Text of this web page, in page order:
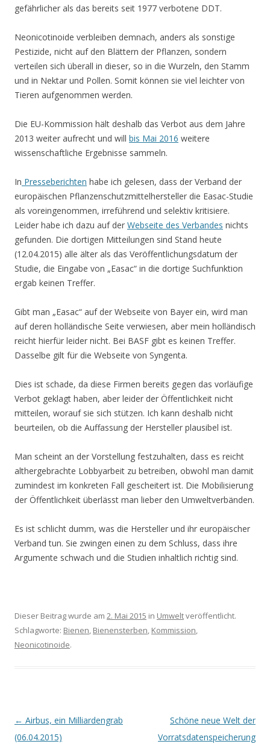
gefährlicher als das bereits seit 1977 verbotene DDT.
Neonicotinoide verbleiben demnach, anders als sonstige
Pestizide, nicht auf den Blättern der Pflanzen, sondern
verteilen sich überall in dieser, so in die Wurzeln, den Stamm
und in Nektar und Pollen. Somit können sie viel leichter von
Tieren aufgenommen werden.
Die EU-Kommission hält deshalb das Verbot aus dem Jahre
2013 weiter aufrecht und will bis Mai 2016 weitere
wissenschaftliche Ergebnisse sammeln.
In Presseberichten habe ich gelesen, dass der Verband der
europäischen Pflanzenschutzmittelhersteller die Easac-Studie
als voreingenommen, irreführend und selektiv kritisiere.
Leider habe ich dazu auf der Webseite des Verbandes nichts
gefunden. Die dortigen Mitteilungen sind Stand heute
(12.04.2015) alle älter als das Veröffentlichungsdatum der
Studie, die Eingabe von „Easac“ in die dortige Suchfunktion
ergab keinen Treffer.
Gibt man „Easac“ auf der Webseite von Bayer ein, wird man
auf deren holländische Seite verwiesen, aber mein holländisch
reicht hierfür leider nicht. Bei BASF gibt es keinen Treffer.
Dasselbe gilt für die Webseite von Syngenta.
Dies ist schade, da diese Firmen bereits gegen das vorläufige
Verbot geklagt haben, aber leider der Öffentlichkeit nicht
mitteilen, worauf sie sich stützen. Ich kann deshalb nicht
beurteilen, ob die Auffassung der Hersteller plausibel ist.
Man scheint an der Vorstellung festzuhalten, dass es reicht
althergebrachte Lobbyarbeit zu betreiben, obwohl man damit
zumindest im konkreten Fall gescheitert ist. Die Mobilisierung
der Öffentlichkeit überlässt man lieber den Umweltverbänden.
Es ist schlicht dumm, was die Hersteller und ihr europäischer
Verband tun. Sie zwingen einen zu dem Schluss, dass ihre
Argumente schwach und die Studien inhaltlich richtig sind.
Dieser Beitrag wurde am 2. Mai 2015 in Umweltveröffentlicht.
Schlagworte: Bienen, Bienensterben, Kommission,
Neonicotinoide.
Beitrags-
Navigation
← Airbus, ein Milliardengrab
(06.04.2015)
Schöne neue Welt der
Vorratsdatenspeicherung